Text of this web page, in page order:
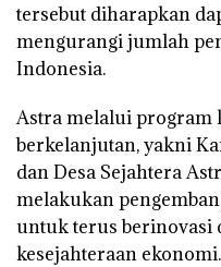
tersebut diharapkan
mengurangi jumlah
Indonesia.
Astra melalui program
berkelanjutan, yakni
dan Desa Sejahtera
melakukan
untuk terus berinovasi
kesejahteraan